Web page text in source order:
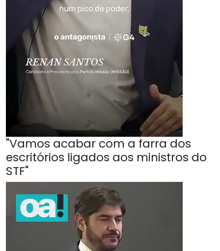
"Vamos acabar com a farra dos
escritórios ligados aos ministros do
STF"